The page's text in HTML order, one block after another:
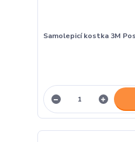
Samolepicí kostka 3M